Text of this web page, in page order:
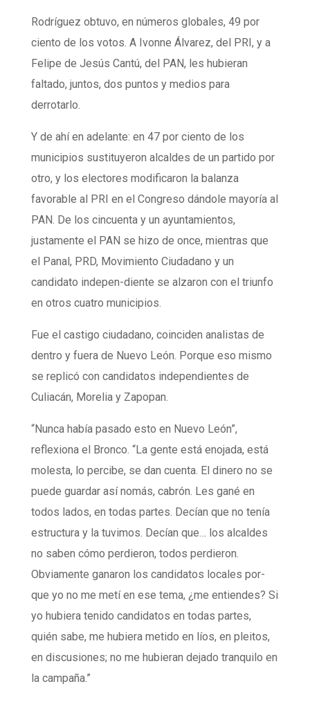
Rodríguez obtuvo, en números globales, 49 por
ciento de los votos. A Ivonne Álvarez, del PRI, y a
Felipe de Jesús Cantú, del PAN, les hubieran
faltado, juntos, dos puntos y medios para
derrotarlo.
Y de ahí en adelante: en 47 por ciento de los
municipios sustituyeron alcaldes de un partido por
otro, y los electores modificaron la balanza
favorable al PRI en el Congreso dándole mayoría al
PAN. De los cincuenta y un ayuntamientos,
justamente el PAN se hizo de once, mientras que
el Panal, PRD, Movimiento Ciudadano y un
candidato indepen-diente se alzaron con el triunfo
en otros cuatro municipios.
Fue el castigo ciudadano, coinciden analistas de
dentro y fuera de Nuevo León. Porque eso mismo
se replicó con candidatos independientes de
Culiacán, Morelia y Zapopan.
“Nunca había pasado esto en Nuevo León”,
reflexiona el Bronco. “La gente está enojada, está
molesta, lo percibe, se dan cuenta. El dinero no se
puede guardar así nomás, cabrón. Les gané en
todos lados, en todas partes. Decían que no tenía
estructura y la tuvimos. Decían que… los alcaldes
no saben cómo perdieron, todos perdieron.
Obviamente ganaron los candidatos locales por-
que yo no me metí en ese tema, ¿me entiendes? Si
yo hubiera tenido candidatos en todas partes,
quién sabe, me hubiera metido en líos, en pleitos,
en discusiones; no me hubieran dejado tranquilo en
la campaña.”